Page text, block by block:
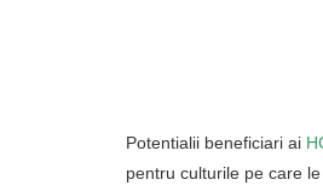
Potentialii beneficiari ai
pentru culturile pe care